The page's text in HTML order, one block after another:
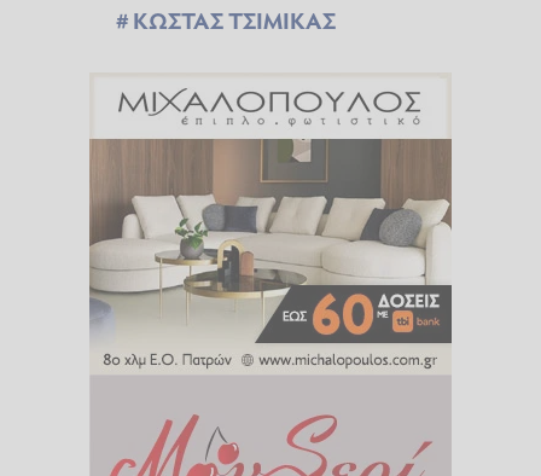
ΚΩΣΤΑΣ ΤΣΙΜΙΚΑΣ